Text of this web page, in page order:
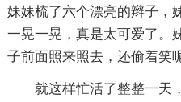
妹妹梳了六个漂亮的辫子，
一晃一晃，真是太可爱了。
子前面照来照去，还偷着笑
就这样忙活了整整一天